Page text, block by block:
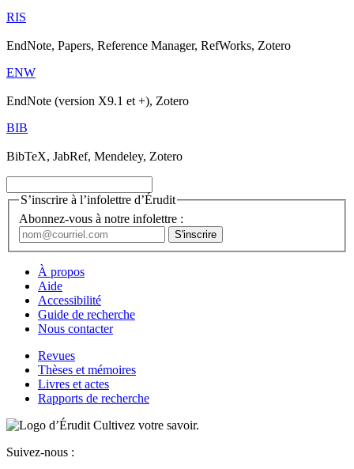
RIS
EndNote, Papers, Reference Manager, RefWorks, Zotero
ENW
EndNote (version X9.1 et +), Zotero
BIB
BibTeX, JabRef, Mendeley, Zotero
S’inscrire à l’infolettre d’Érudit
Abonnez-vous à notre infolettre :
À propos
Aide
Accessibilité
Guide de recherche
Nous contacter
Revues
Thèses et mémoires
Livres et actes
Rapports de recherche
Cultivez votre savoir.
Suivez-nous :